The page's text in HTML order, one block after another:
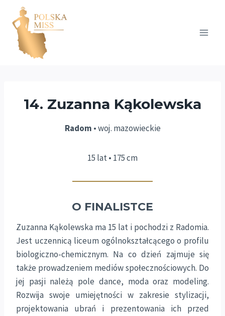
Przejdź
treści
14. Zuzanna Kąkolewska
Radom • woj. mazowieckie
15 lat • 175 cm
O FINALISTCE
Zuzanna Kąkolewska ma 15 lat i pochodzi z Radomia.
Jest uczennicą liceum ogólnokształcącego o profilu
biologiczno-chemicznym. Na co dzień zajmuje się
także prowadzeniem mediów społecznościowych. Do
jej pasji należą pole dance, moda oraz modeling.
Rozwija swoje umiejętności w zakresie stylizacji,
projektowania ubrań i prezentowania ich przed